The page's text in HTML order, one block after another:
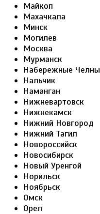
Майкоп
Махачкала
Минск
Могилев
Москва
Мурманск
Набережные Челны
Нальчик
Наманган
Нижневартовск
Нижнекамск
Нижний Новгород
Нижний Тагил
Новороссийск
Новосибирск
Новый Уренгой
Норильск
Ноябрьск
Омск
Орел